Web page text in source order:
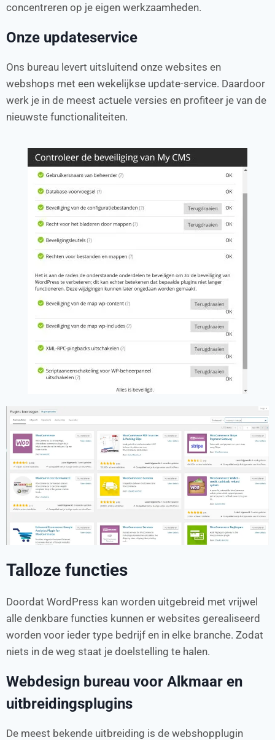
concentreren op je eigen werkzaamheden.
Onze updateservice
Ons bureau levert uitsluitend onze websites en
webshops met een wekelijkse update-service. Daardoor
werk je in de meest actuele versies en profiteer je van de
nieuwste functionaliteiten.
Talloze functies
Doordat WordPress kan worden uitgebreid met vrijwel
alle denkbare functies kunnen er websites gerealiseerd
worden voor ieder type bedrijf en in elke branche. Zodat
niets in de weg staat je doelstelling te halen.
Webdesign bureau voor Alkmaar en
uitbreidingsplugins
De meest bekende uitbreiding is de webshopplugin